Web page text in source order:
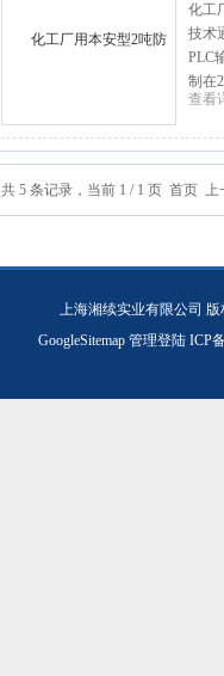
化工
技术
PLC
制在
查看
共 5 条记录，当前 1 / 1 页 首页
上海湘续实业有限公司
GoogleSitemap 管理登陆ICP